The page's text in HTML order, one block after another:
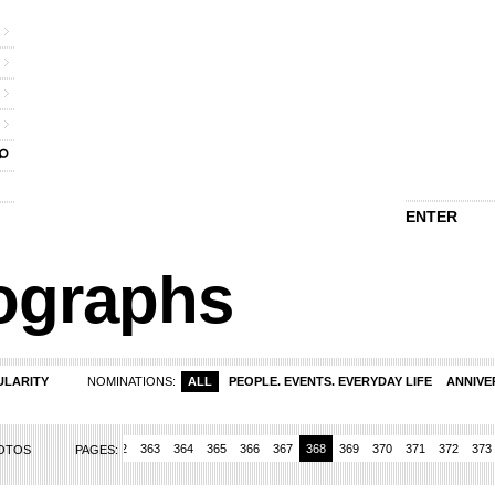
ENTER
NOMINATIONS: ALL PEOPLE. EVENTS. EVERYDAY LIFE
PAGES:
359 361 362 363 364 365 366 367 368 369 370 371 372 373